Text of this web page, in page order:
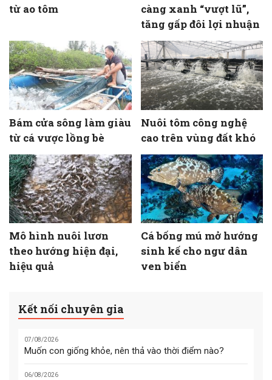
từ ao tôm
càng xanh “vượt lũ”,
tăng gấp đôi lợi nhuận
Bám cửa sông làm giàu
từ cá vược lồng bè
Nuôi tôm công nghệ
cao trên vùng đất khó
Mô hình nuôi lươn
theo hướng hiện đại,
hiệu quả
Cá bống mú mở hướng
sinh kế cho ngư dân
ven biển
Kết nối chuyên gia
07/08/2026
Muốn con giống khỏe, nên thả vào thời điểm nào?
06/08/2026